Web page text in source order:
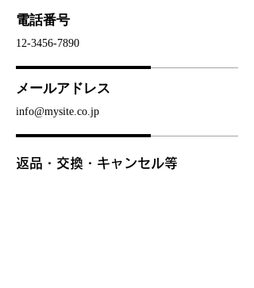
電話番号
12-3456-7890
メールアドレス
info@mysite.co.jp
返品・交換・キャンセル等